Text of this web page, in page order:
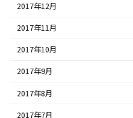
2017年12月
2017年11月
2017年10月
2017年9月
2017年8月
2017年7月